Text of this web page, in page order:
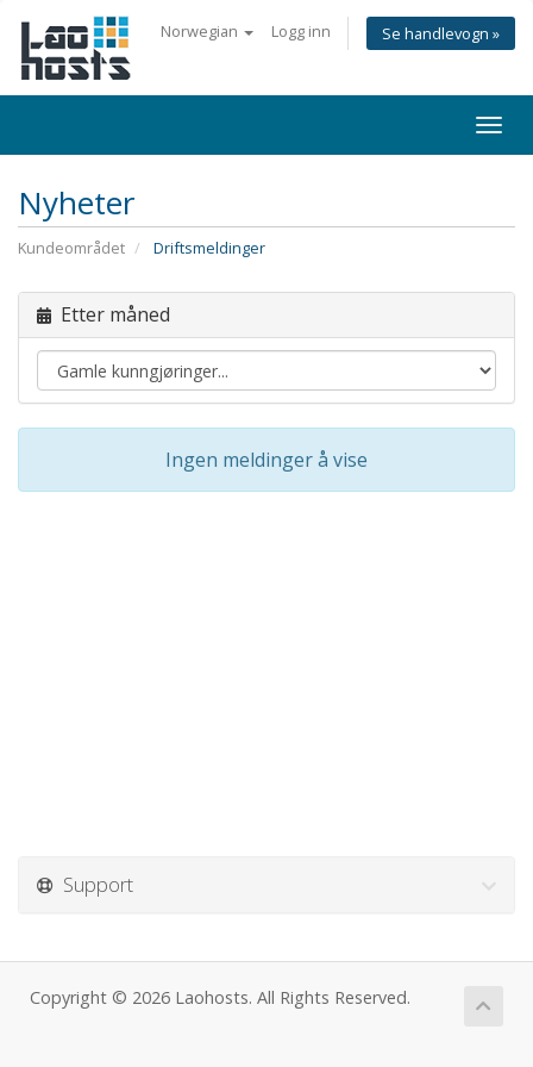
Norwegian Logg inn Se handlevogn »
Nyheter
Kundeområdet Driftsmeldinger
Etter måned
Ingen meldinger å vise
Support
Copyright © 2026 Laohosts. All Rights Reserved.